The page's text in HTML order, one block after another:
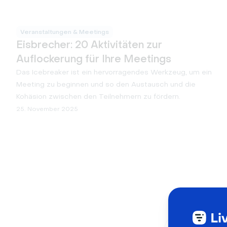
Veranstaltungen & Meetings
Eisbrecher: 20 Aktivitäten zur
Auflockerung für Ihre Meetings
Das Icebreaker ist ein hervorragendes Werkzeug, um ein
Meeting zu beginnen und so den Austausch und die
Kohäsion zwischen den Teilnehmern zu fördern.
25. November 2025